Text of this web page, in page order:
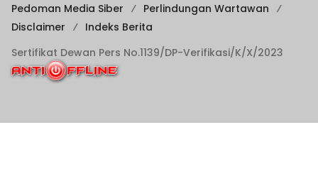
Pedoman Media Siber
Perlindungan Wartawan
Disclaimer
Indeks Berita
Sertifikat Dewan Pers No.1139/DP-Verifikasi/K/X/2023